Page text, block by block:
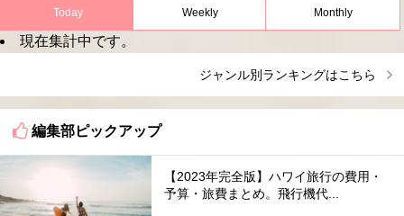
Today Weekly Monthly
現在集計中です。
ジャンル別ランキングはこちら
編集部ピックアップ
【2023年完全版】ハワイ旅行の費用・
予算・旅費まとめ。飛行機代...